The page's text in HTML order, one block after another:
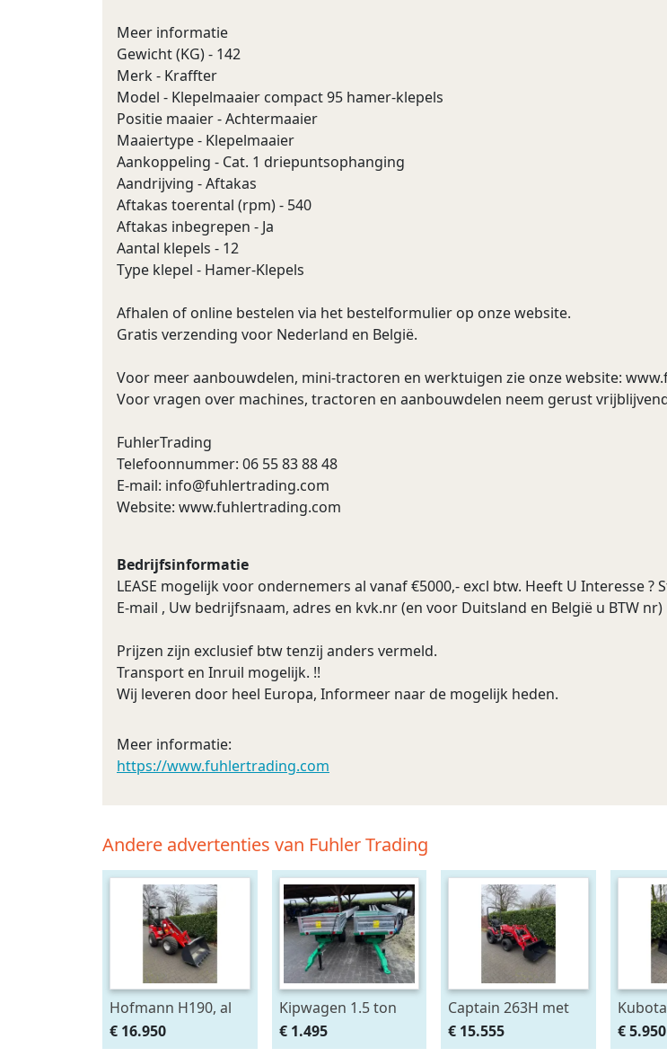
Meer informatie
Gewicht (KG) - 142
Merk - Kraffter
Model - Klepelmaaier compact 95 hamer-klepels
Positie maaier - Achtermaaier
Maaiertype - Klepelmaaier
Aankoppeling - Cat. 1 driepuntsophanging
Aandrijving - Aftakas
Aftakas toerental (rpm) - 540
Aftakas inbegrepen - Ja
Aantal klepels - 12
Type klepel - Hamer-Klepels
Afhalen of online bestelen via het bestelformulier op onze website.
Gratis verzending voor Nederland en België.
Voor meer aanbouwdelen, mini-tractoren en werktuigen zie onze website:
Voor vragen over machines, tractoren en aanbouwdelen neem gerust
FuhlerTrading
Telefoonnummer: 06 55 83 88 48
E-mail: info@fuhlertrading.com
Website: www.fuhlertrading.com
Bedrijfsinformatie
LEASE mogelijk voor ondernemers al vanaf €5000,- excl btw. Heeft U Interesse ?
E-mail , Uw bedrijfsnaam, adres en kvk.nr (en voor Duitsland en België u BTW
Prijzen zijn exclusief btw tenzij anders vermeld.
Transport en Inruil mogelijk. !!
Wij leveren door heel Europa, Informeer naar de mogelijk heden.
Meer informatie:
https://www.fuhlertrading.com
Andere advertenties van Fuhler Trading
Hofmann H190, al
vanaf € 325,- per
maand.
€ 16.950
Kipwagen 1.5 ton
€ 1.495
Captain 263H met
voorlader al af
€295,- p/m Gratis
€ 15.555
met
vanaf
€ 5.950